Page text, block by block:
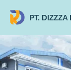
PT. DIZZZA